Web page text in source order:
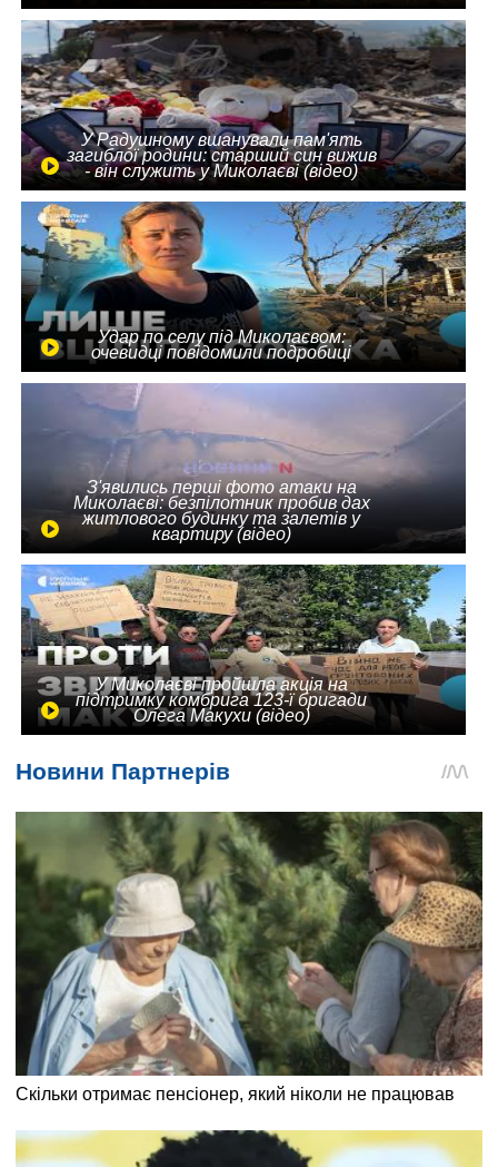
У Радушному вшанували пам'ять
загиблої родини: старший син вижив
- він служить у Миколаєві (відео)
Удар по селу під Миколаєвом:
очевидці повідомили подробиці
З'явились перші фото атаки на
Миколаєві: безпілотник пробив дах
житлового будинку та залетів у
квартиру (відео)
У Миколаєві пройшла акція на
підтримку комбрига 123-ї бригади
Олега Макухи (відео)